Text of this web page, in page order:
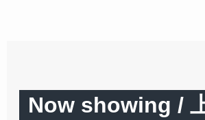
Now showing /